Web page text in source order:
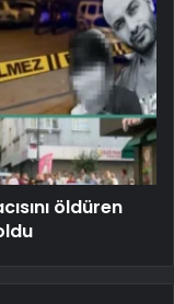
öldüren